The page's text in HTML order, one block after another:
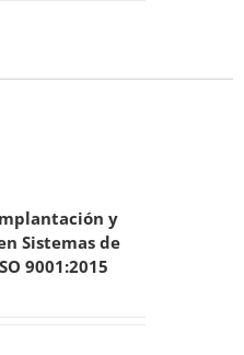
y
Sistemas de
9001:2015